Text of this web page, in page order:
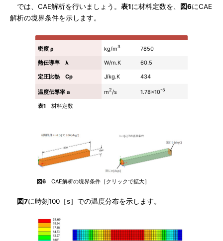
では、CAE解析を行いましょう。 表1に材料定数を、 図6にCAE
解析の境界条件を示します。
密度 ρ kg/m3
7850
熱伝導率 λ
W/m.K
60.5
定圧比熱 Cp
J/kg.K 434
温度伝導率 a m2/s 1.78×10-5
表1 材料定数
図6 CAE解析の境界条件［クリックで拡大］
図7に時刻100［s］での温度分布を示します。